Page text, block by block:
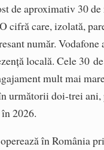
de aproximativ 30
cifră care, izolată,
număr.
locală. Cele 30
mult mai
următorii doi-trei
2026.
în România